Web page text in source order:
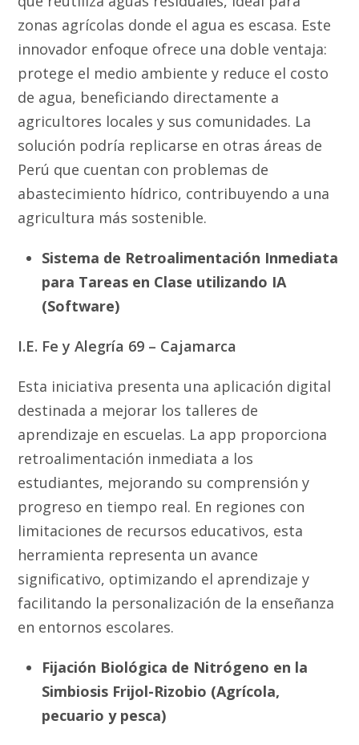
zonas agrícolas donde el agua es escasa. Este
innovador enfoque ofrece una doble ventaja:
protege el medio ambiente y reduce el costo
de agua, beneficiando directamente a
agricultores locales y sus comunidades. La
solución podría replicarse en otras áreas de
Perú que cuentan con problemas de
abastecimiento hídrico, contribuyendo a una
agricultura más sostenible.
Sistema de Retroalimentación Inmediata
para Tareas en Clase utilizando IA
(Software)
I.E. Fe y Alegría 69 – Cajamarca
Esta iniciativa presenta una aplicación digital
destinada a mejorar los talleres de
aprendizaje en escuelas. La app proporciona
retroalimentación inmediata a los
estudiantes, mejorando su comprensión y
progreso en tiempo real. En regiones con
limitaciones de recursos educativos, esta
herramienta representa un avance
significativo, optimizando el aprendizaje y
facilitando la personalización de la enseñanza
en entornos escolares.
Fijación Biológica de Nitrógeno en la
Simbiosis Frijol-Rizobio (Agrícola,
pecuario y pesca)